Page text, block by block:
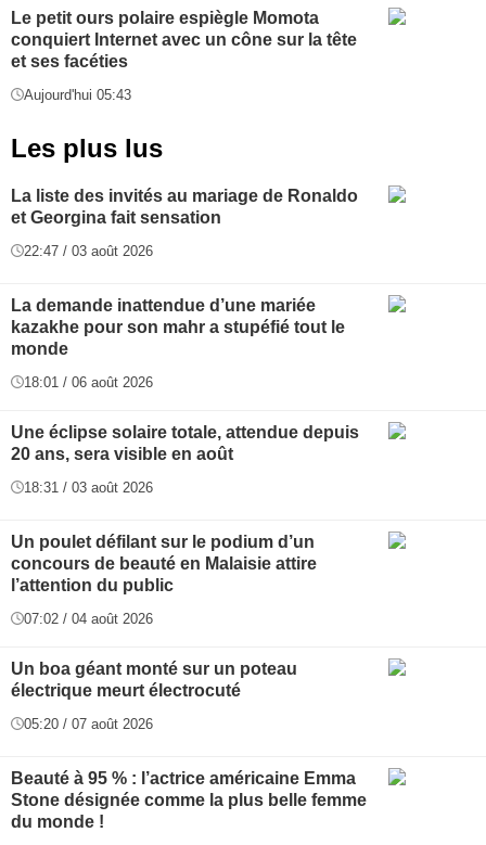
Le petit ours polaire espiègle Momota
conquiert Internet avec un cône sur la tête
et ses facéties
Aujourd'hui 05:43
Les plus lus
La liste des invités au mariage de Ronaldo
et Georgina fait sensation
22:47 / 03 août 2026
La demande inattendue d’une mariée
kazakhe pour son mahr a stupéfié tout le
monde
18:01 / 06 août 2026
Une éclipse solaire totale, attendue depuis
20 ans, sera visible en août
18:31 / 03 août 2026
Un poulet défilant sur le podium d’un
concours de beauté en Malaisie attire
l’attention du public
07:02 / 04 août 2026
Un boa géant monté sur un poteau
électrique meurt électrocuté
05:20 / 07 août 2026
Beauté à 95 % : l’actrice américaine Emma
Stone désignée comme la plus belle femme
du monde !